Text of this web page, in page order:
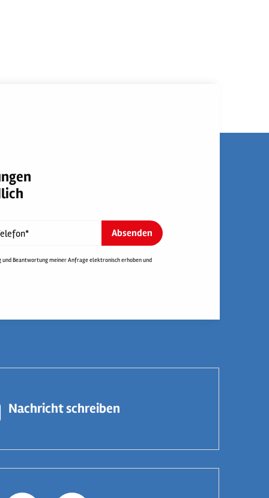
Absenden
und Beantwortung meiner Anfrage elektronisch erhoben und
Nachricht schreiben